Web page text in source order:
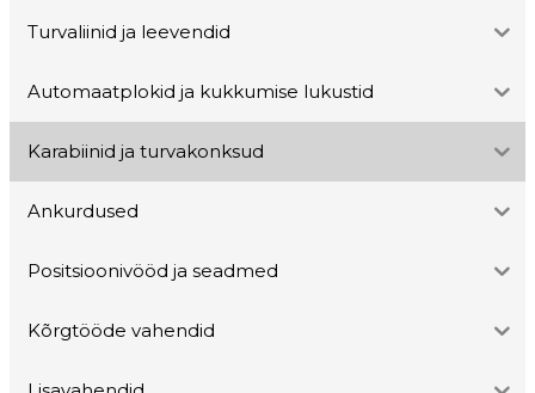
Turvaliinid ja leevendid
Automaatplokid ja kukkumise lukustid
Karabiinid ja turvakonksud
Ankurdused
Positsioonivööd ja seadmed
Kõrgtööde vahendid